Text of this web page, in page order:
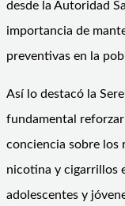
desde la Autoridad
importancia de
preventivas en la
Así lo destacó la
fundamental
conciencia sobre los
nicotina y cigarrillos
adolescentes y